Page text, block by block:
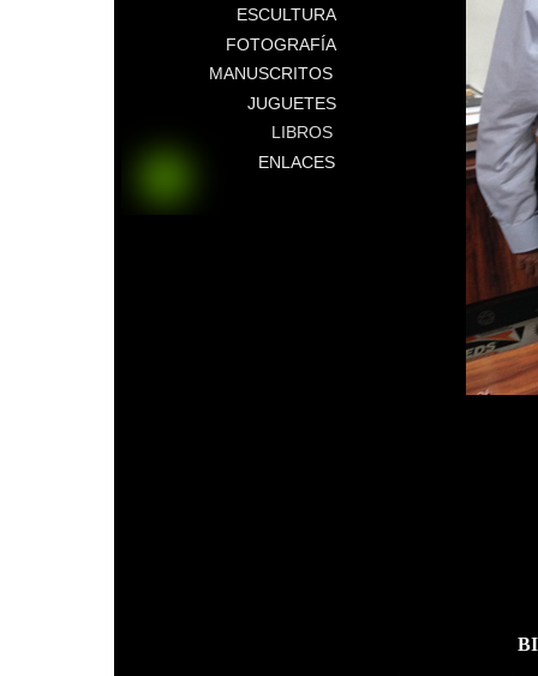
ESCULTURA
FOTOGRAFÍA
MANUSCRITOS
JUGUETES
LIBROS
ENLACES